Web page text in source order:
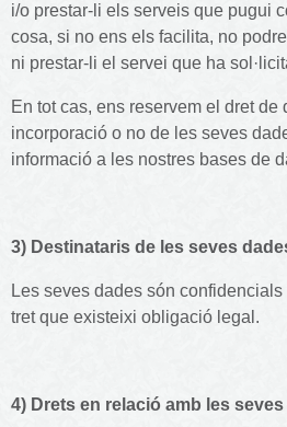
i/o prestar-li els serveis que pugui
cosa, si no ens els facilita, no
ni prestar-li el servei que ha
En tot cas, ens reservem el dret de
incorporació o no de les seves
informació a les nostres bases de
3) Destinataris de les seves
Les seves dades són
tret que existeixi obligació legal.
4) Drets en relació amb les